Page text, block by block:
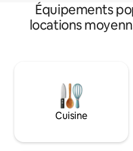
Équipements
locations
Cuisine